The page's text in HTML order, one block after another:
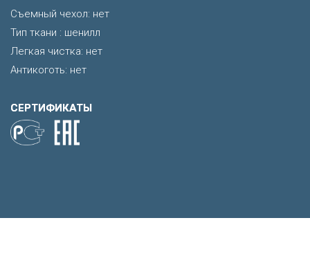
Съемный чехол: нет
Тип ткани : шенилл
Легкая чистка: нет
Антикоготь: нет
СЕРТИФИКАТЫ